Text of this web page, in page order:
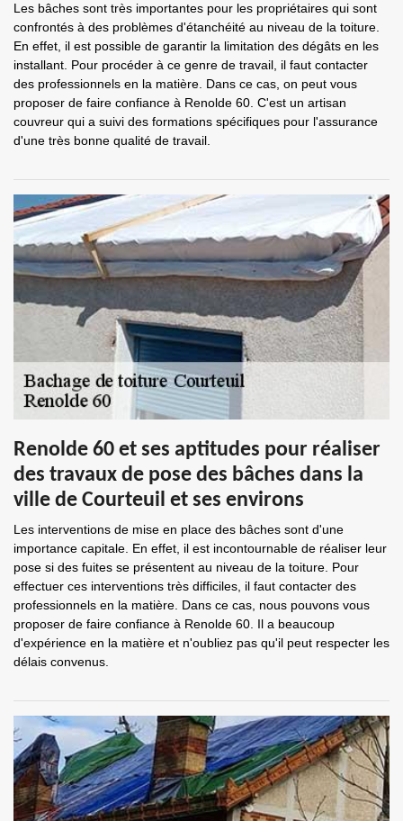
Les bâches sont très importantes pour les propriétaires qui sont
confrontés à des problèmes d'étanchéité au niveau de la toiture.
En effet, il est possible de garantir la limitation des dégâts en les
installant. Pour procéder à ce genre de travail, il faut contacter
des professionnels en la matière. Dans ce cas, on peut vous
proposer de faire confiance à Renolde 60. C'est un artisan
couvreur qui a suivi des formations spécifiques pour l'assurance
d'une très bonne qualité de travail.
Renolde 60 et ses aptitudes pour réaliser
des travaux de pose des bâches dans la
ville de Courteuil et ses environs
Les interventions de mise en place des bâches sont d'une
importance capitale. En effet, il est incontournable de réaliser leur
pose si des fuites se présentent au niveau de la toiture. Pour
effectuer ces interventions très difficiles, il faut contacter des
professionnels en la matière. Dans ce cas, nous pouvons vous
proposer de faire confiance à Renolde 60. Il a beaucoup
d'expérience en la matière et n'oubliez pas qu'il peut respecter les
délais convenus.